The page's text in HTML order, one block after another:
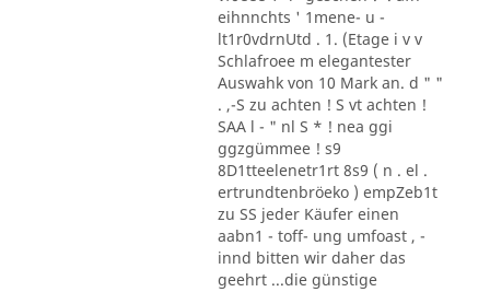
eihnnchts ' 1mene- u -
lt1r0vdrnUtd . 1. (Etage i v v
Schlafroee m elegantester
Auswahk von 10 Mark an. d " "
. ,-S zu achten ! S vt achten !
SAA l - " nl S * ! nea ggi
ggzgümmee ! s9
8D1tteelenetr1rt 8s9 ( n . el .
ertrundtenbröeko ) empZeb1t
zu SS jeder Käufer einen
aabn1 - toff- ung umfoast , -
innd bitten wir daher das
geehrt ...die günstige